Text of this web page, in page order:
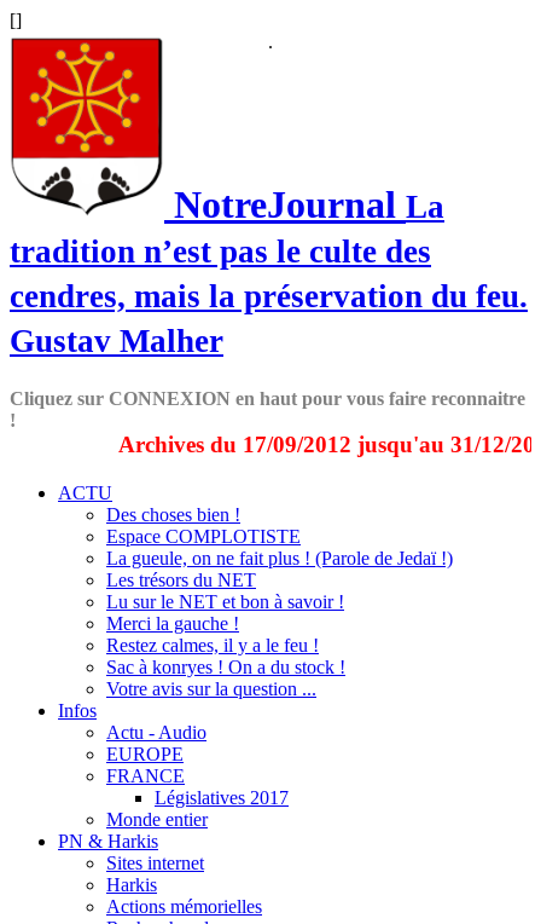
[]
.
NotreJournal La
tradition n’est pas le culte des
cendres, mais la préservation du feu.
Gustav Malher
Cliquez sur CONNEXION en haut pour vous faire reconnaitre
!
Archives du 17/09/2012 jusqu'au 31/12/
ACTU
Des choses bien !
Espace COMPLOTISTE
La gueule, on ne fait plus ! (Parole de Jedaï !)
Les trésors du NET
Lu sur le NET et bon à savoir !
Merci la gauche !
Restez calmes, il y a le feu !
Sac à konryes ! On a du stock !
Votre avis sur la question ...
Infos
Actu - Audio
EUROPE
FRANCE
Législatives 2017
Monde entier
PN & Harkis
Sites internet
Harkis
Actions mémorielles